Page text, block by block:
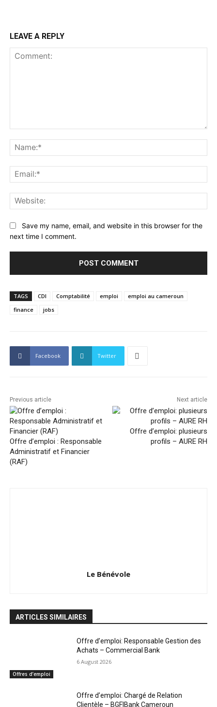
LEAVE A REPLY
Save my name, email, and website in this browser for the
next time I comment.
TAGS CDI Comptabilité emploi
emploi au cameroun
finance
jobs
Facebook Twitter
Previous article
Offre d’emploi : Responsable
Administratif et Financier
(RAF)
Next article
Offre d’emploi: plusieurs
profils – AURE RH
Le Bénévole
ARTICLES SIMILAIRES
Offres d’emploi
Offre d’emploi: Responsable Gestion des
Achats – Commercial Bank
6 August 2026
Offre d’emploi: Chargé de Relation
Clientèle – BGFIBank Cameroun